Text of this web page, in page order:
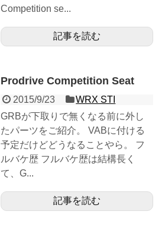
Competition se...
記事を読む
Prodrive Competition Seat
2015/9/23
WRX STI
GRBが下取りで無くなる前に外し
たパーツをご紹介。 VABに付ける
予定だけどどうなることやら。 フ
ルバケ歴 フルバケ歴は結構長く
て、G...
記事を読む